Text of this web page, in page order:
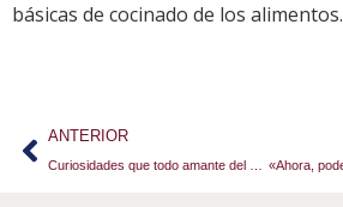
básicas de cocinado de los alimentos.
ANTERIOR